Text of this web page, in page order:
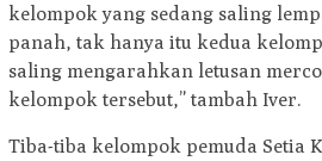
kelompok yang sedang saling
panah, tak hanya itu kedua
saling mengarahkan letusan
kelompok tersebut,” tambah Iver.
Tiba-tiba kelompok pemuda Setia